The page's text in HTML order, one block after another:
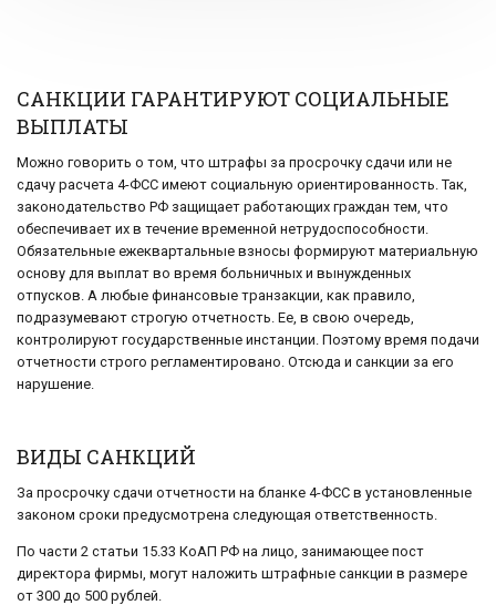
САНКЦИИ ГАРАНТИРУЮТ СОЦИАЛЬНЫЕ
ВЫПЛАТЫ
Можно говорить о том, что штрафы за просрочку сдачи или не
сдачу расчета 4-ФСС имеют социальную ориентированность. Так,
законодательство РФ защищает работающих граждан тем, что
обеспечивает их в течение временной нетрудоспособности.
Обязательные ежеквартальные взносы формируют материальную
основу для выплат во время больничных и вынужденных
отпусков. А любые финансовые транзакции, как правило,
подразумевают строгую отчетность. Ее, в свою очередь,
контролируют государственные инстанции. Поэтому время подачи
отчетности строго регламентировано. Отсюда и санкции за его
нарушение.
ВИДЫ САНКЦИЙ
За просрочку сдачи отчетности на бланке 4-ФСС в установленные
законом сроки предусмотрена следующая ответственность.
По части 2 статьи 15.33 КоАП РФ на лицо, занимающее пост
директора фирмы, могут наложить штрафные санкции в размере
от 300 до 500 рублей.